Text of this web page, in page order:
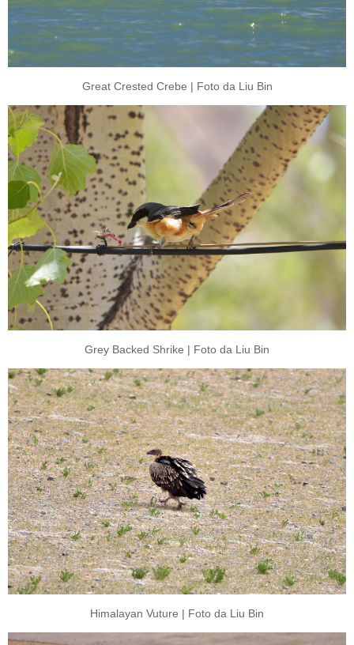
Great Crested Crebe | Foto da Liu Bin
Grey Backed Shrike | Foto da Liu Bin
Himalayan Vuture | Foto da Liu Bin